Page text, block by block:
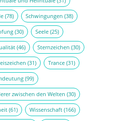
(78) Schwingungen (38)
(30) Seele (25)
(46) Sternzeichen (30)
(31) Trance (31)
(99)
zwischen den Welten (30)
(61) Wissenschaft (166)